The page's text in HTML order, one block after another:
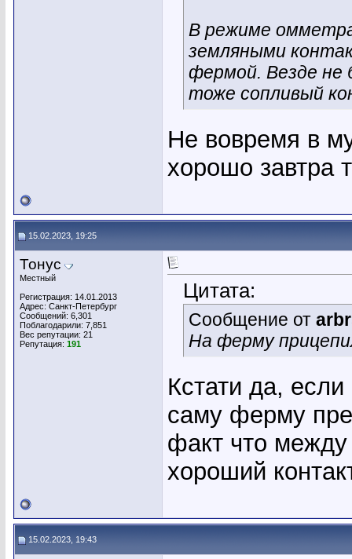
В режиме
земляными
фермой. Везде не
тоже сопливый
Не вовремя в
хорошо завтра
15.02.2023, 19:25
Тонус
Местный
Регистрация: 14.01.2013
Адрес: Санкт-Петербург
Сообщений: 6,301
Поблагодарили: 7,851
Вес репутации: 21
Репутация: 191
Цитата:
Сообщение от
На ферму
Кстати да,
саму ферму
факт что
хороший
15.02.2023, 19:43